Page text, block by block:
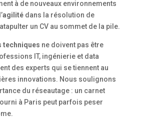
à de nouveaux environnements
agilitédans la résolution de
un CV au sommet de la pile.
techniques ne doivent pas être
IT, ingénierie et data
des experts qui se tiennent au
innovations. Nous soulignons
du réseautage : un carnet
à Paris peut parfois peser